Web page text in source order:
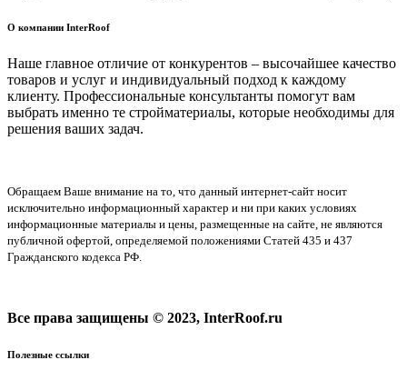
О компании InterRoof
Наше главное отличие от конкурентов – высочайшее качество
товаров и услуг и индивидуальный подход к каждому
клиенту. Профессиональные консультанты помогут вам
выбрать именно те стройматериалы, которые необходимы для
решения ваших задач.
Обращаем Ваше внимание на то, что данный интернет-сайт носит
исключительно информационный характер и ни при каких условиях
информационные материалы и цены, размещенные на сайте, не являются
публичной офертой, определяемой положениями Статей 435 и 437
Гражданского кодекса РФ.
Все права защищены © 2023, InterRoof.ru
Полезные ссылки